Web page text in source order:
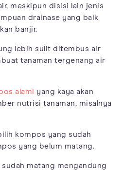
meskipun disisi lain jenis
drainase yang baik
banjir.
lebih sulit ditembus air
tanaman tergenang air
alami yang kaya akan
nutrisi tanaman, misalnya
kompos yang sudah
yang belum matang.
sudah matang mengandung